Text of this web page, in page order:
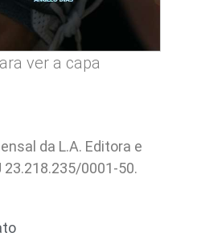
ver a capa
da L.A. Editora e
23.218.235/0001-50.